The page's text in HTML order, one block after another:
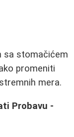
sa stomačićem
promeniti
mera.
Probavu -